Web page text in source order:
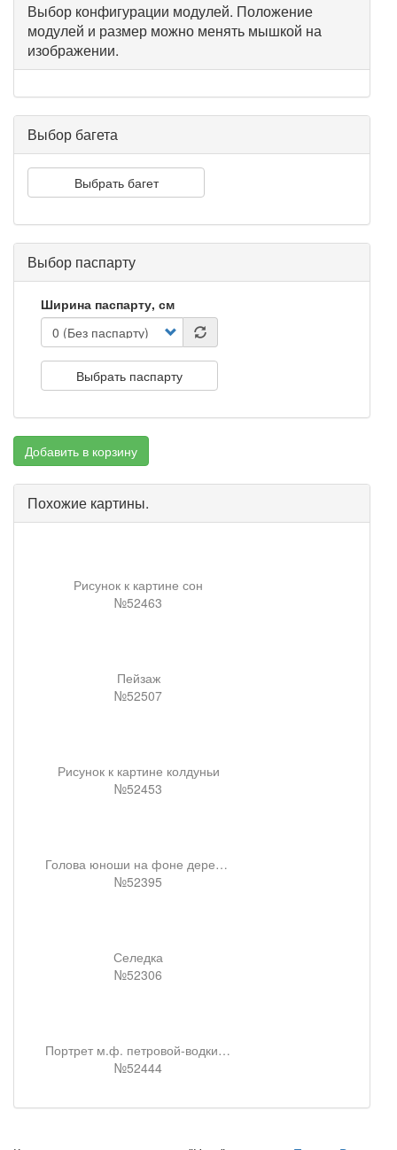
Выбор конфигурации модулей. Положение
модулей и размер можно менять мышкой на
изображении.
Выбор багета
Выбрать багет
Выбор паспарту
Ширина паспарту, см
Выбрать паспарту
Добавить в корзину
Похожие картины.
Рисунок к картине сон
№52463
Пейзаж
№52507
Рисунок к картине колдуньи
№52453
Голова юноши на фоне деревенского пейзажа
№52395
Селедка
№52306
Портрет м.ф. петровой-водкиной
№52444